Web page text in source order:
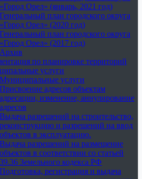
«Город Орел» (январь, 2021 год)
Генеральный план городского округа
«Город Орел» (2020 год)
Генеральный план городского округа
«Город Орел» (2017 год)
Архив
по планировке территорий
услуги
Муниципальные услуги
Присвоение адресов объектам
адресации, изменение, аннулирование
адресов
Выдача разрешений на строительство,
реконструкцию и разрешений на ввод
объектов в эксплуатацию.
Выдача разрешений на размещение
объектов в соответствии со статьей
39.36 Земельного кодекса РФ
Подготовка, регистрация и выдача